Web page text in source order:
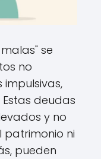
se
no
deudas
y no
ni
pueden